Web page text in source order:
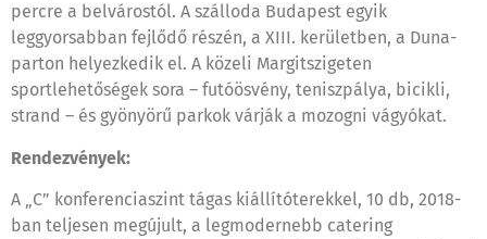
percre a belvárostól. A szálloda Budapest egyik
leggyorsabban fejlődő részén, a XIII. kerületben, a Duna-
parton helyezkedik el. A közeli Margitszigeten
sportlehetőségek sora – futóösvény, teniszpálya, bicikli,
strand – és gyönyörű parkok várják a mozogni vágyókat.
Rendezvények:
A „C” konferenciaszint tágas kiállítóterekkel, 10 db, 2018-
ban teljesen megújult, a legmodernebb catering